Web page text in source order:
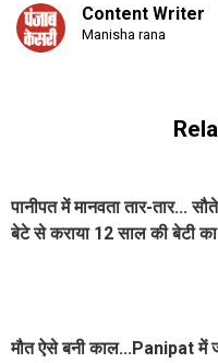
Content Writer
Manisha rana
पानीपत में मानवता तार-तार...
बेटे से कराया 12 साल की बेटी का
मौत ऐसे बनी काल...Panipat में